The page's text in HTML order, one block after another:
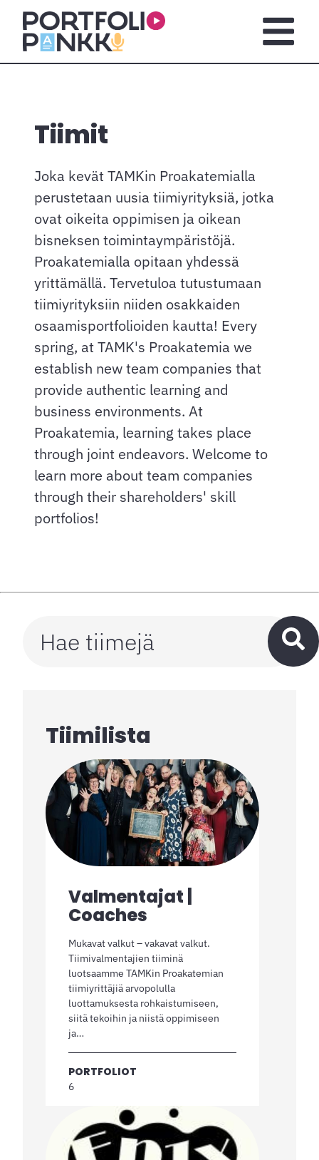
Siirry sisältöön
Tiimit
Joka kevät TAMKin Proakatemialla
perustetaan uusia tiimiyrityksiä, jotka
ovat oikeita oppimisen ja oikean
bisneksen toimintaympäristöjä.
Proakatemialla opitaan yhdessä
yrittämällä. Tervetuloa tutustumaan
tiimiyrityksiin niiden osakkaiden
osaamisportfolioiden kautta! Every
spring, at TAMK's Proakatemia we
establish new team companies that
provide authentic learning and
business environments. At
Proakatemia, learning takes place
through joint endeavors. Welcome to
learn more about team companies
through their shareholders' skill
portfolios!
Tiimilista
Valmentajat |
Coaches
Mukavat valkut – vakavat valkut.
Tiimivalmentajien tiiminä
luotsaamme TAMKin Proakatemian
tiimiyrittäjiä arvopolulla
luottamuksesta rohkaistumiseen,
siitä tekoihin ja niistä oppimiseen
ja…
PORTFOLIOT
6